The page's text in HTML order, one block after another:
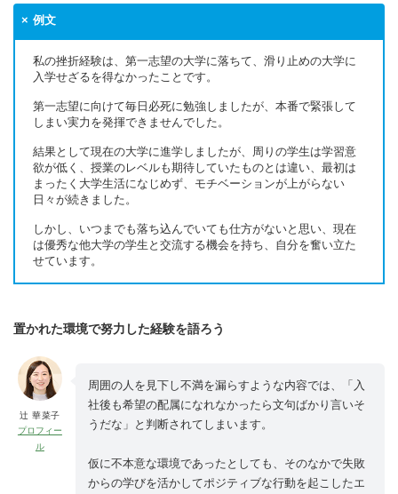
例文
私の挫折経験は、第一志望の大学に落ちて、滑り止めの大学に
入学せざるを得なかったことです。
第一志望に向けて毎日必死に勉強しましたが、本番で緊張して
しまい実力を発揮できませんでした。
結果として現在の大学に進学しましたが、周りの学生は学習意
欲が低く、授業のレベルも期待していたものとは違い、最初は
まったく大学生活になじめず、モチベーションが上がらない
日々が続きました。
しかし、いつまでも落ち込んでいても仕方がないと思い、現在
は優秀な他大学の学生と交流する機会を持ち、自分を奮い立た
せています。
置かれた環境で努力した経験を語ろう
辻 華菜子
プロフィー
ル
周囲の人を見下し不満を漏らすような内容では、「入
社後も希望の配属になれなかったら文句ばかり言いそ
うだな」と判断されてしまいます。
仮に不本意な環境であったとしても、そのなかで失敗
からの学びを活かしてポジティブな行動を起こしたエ